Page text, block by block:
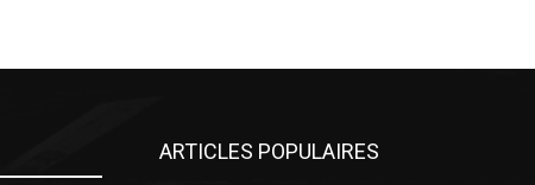
ARTICLES POPULAIRES